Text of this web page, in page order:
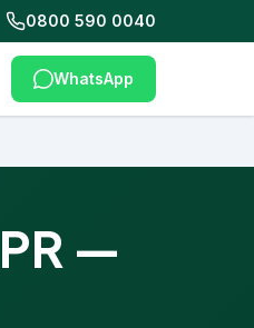
0800 590 0040
WhatsApp
—